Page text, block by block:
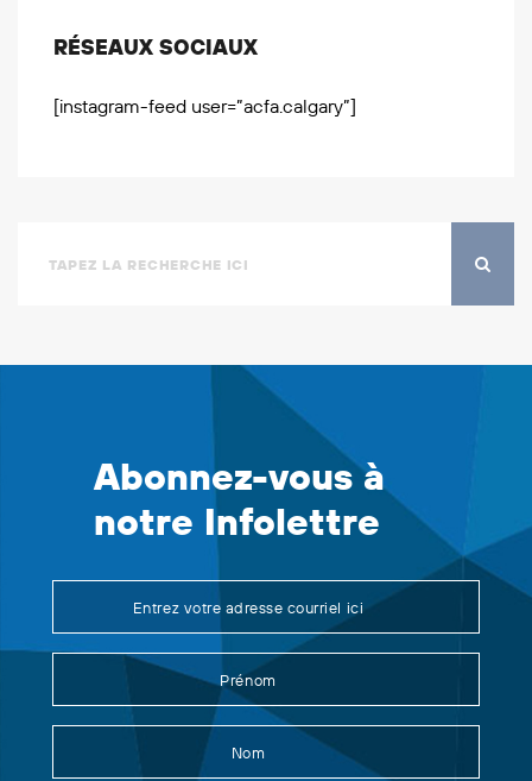
RÉSEAUX SOCIAUX
[instagram-feed user=”acfa.calgary”]
Abonnez-vous à
notre Infolettre